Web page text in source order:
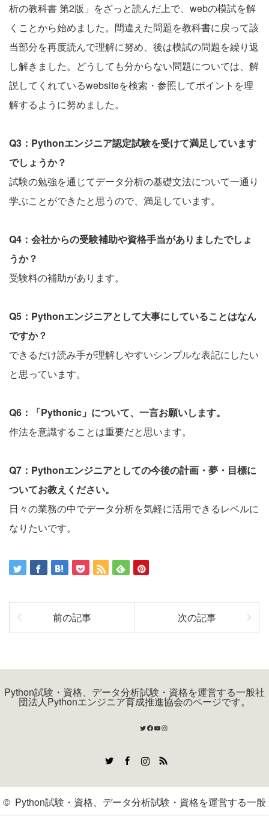
析の教科書 第2版」をざっと読んだ上で、webの模試を解
くことから始めました。間違えた問題を教科書に戻って該
当部分を再度読んで理解に努め、後は模試の問題を繰り返
し解きました。どうしても分からない問題については、解
説してくれているwebsiteを検索・参照してポイントを理
解するように努めました。
Q3：Pythonエンジニア認定試験を受けて満足しています
でしょうか？
試験の勉強を通じてデータ分析の基礎文法について一通り
学ぶことができたと思うので、満足しています。
Q4：会社からの受験補助や資格手当がありましたでしょ
うか？
受験料の補助があります。
Q5：Pythonエンジニアとして大事にしていることはなん
ですか？
できるだけ読み手が理解しやすいシンプルな表記にしたい
と思っています。
Q6：「Pythonic」について、一言お願いします。
作法を意識することは重要だと思います。
Q7：Pythonエンジニアとしての今後の計画・夢・目標に
ついてお教えください。
日々の業務の中でデータ分析を気軽に活用できるレベルに
なりたいです。
前の記事 次の記事
Python試験・資格、データ分析試験・資格を運営する一般社
団法人Pythonエンジニア育成推進協会のページです。
Twitter
Facebook
YouTube
Instagram
RSS
© Python試験・資格、データ分析試験・資格を運営する一般